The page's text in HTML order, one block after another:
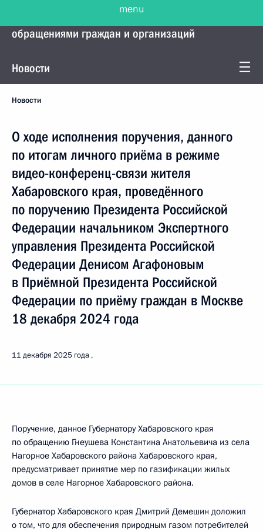
обращениями граждан и организаций
Новости
Новости
О ходе исполнения поручения, данного
по итогам личного приёма в режиме
видео-конференц-связи жителя
Хабаровского края, проведённого
по поручению Президента Российской
Федерации начальником Экспертного
управления Президента Российской
Федерации Денисом Агафоновым
в Приёмной Президента Российской
Федерации по приёму граждан в Москве
18 декабря 2024 года
11 декабря 2025 года
Поручение, данное Губернатору Хабаровского края
по обращению Гнеушева Константина Анатольевича из села
Нагорное Хабаровского района Хабаровского края,
предусматривает принятие мер по газификации жилых
домов в селе Нагорное Хабаровского района.
Губернатор Хабаровского края Дмитрий Демешин доложил
о том, что для обеспечения природным газом потребителей